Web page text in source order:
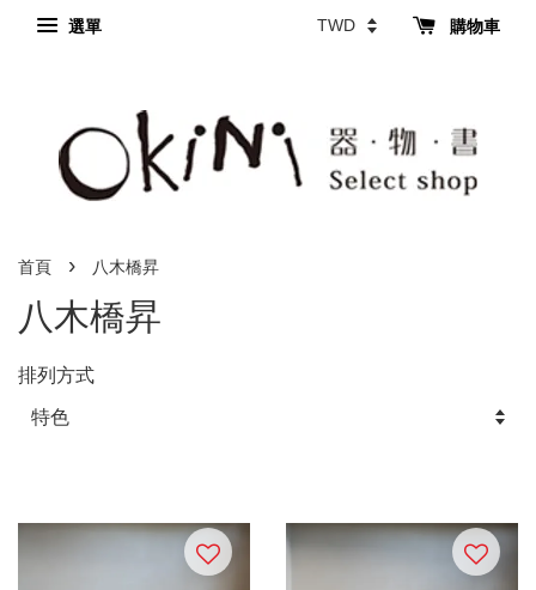
選單 購物車
首頁 › 八木橋昇
八木橋昇
排列方式